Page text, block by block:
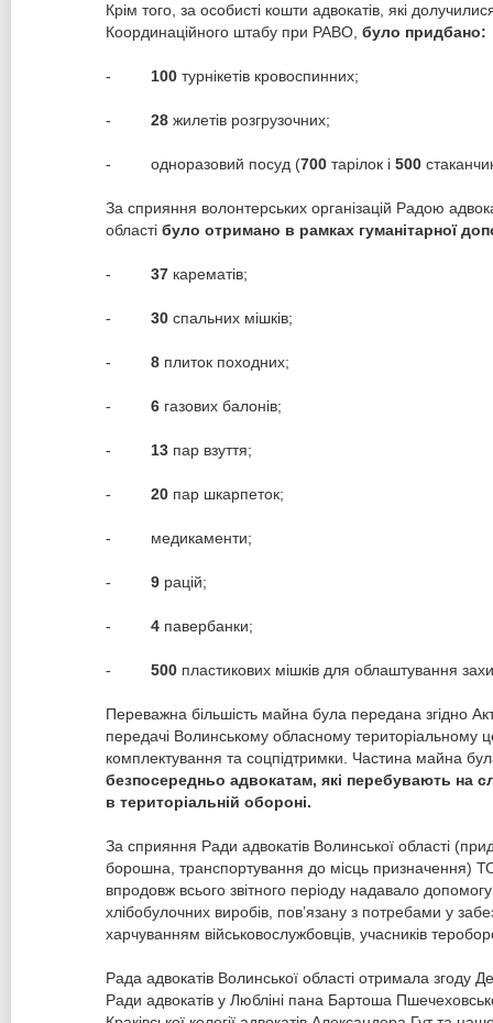
Крім того, за особисті кошти адвокатів, які
Координаційного штабу при РАВО, було придбано:
- 100турнікетів кровоспинних;
- 28жилетів розгрузочних;
- одноразовий посуд (700 тарілок і 500
За сприяння волонтерських організацій Радою
області було отримано в рамках гуманітарної
- 37карематів;
- 30спальних мішків;
- 8 плиток походних;
- 6газових балонів;
- 13пар взуття;
- 20 пар шкарпеток;
- медикаменти;
- 9рацій;
- 4 павербанки;
- 500пластикових мішків для облаштування
Переважна більшість майна була передана згідно
передачі Волинському обласному територіальному
комплектування та соцпідтримки. Частина майна
безпосередньо адвокатам, які перебувають на
в територіальній обороні.
За сприяння Ради адвокатів Волинської області
борошна, транспортування до місць призначення)
впродовж всього звітного періоду надавало допомогу
хлібобулочних виробів, пов’язану з потребами у
харчуванням військовослужбовців, учасників
Рада адвокатів Волинської області отримала згоду
Ради адвокатів у Любліні пана Бартоша